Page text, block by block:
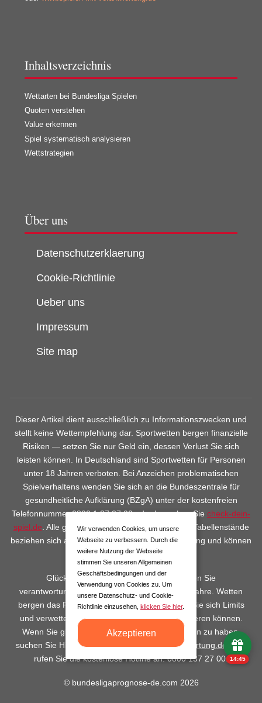
Inhaltsverzeichnis
Wettarten bei Bundesliga Spielen
Quoten verstehen
Value erkennen
Spiel systematisch analysieren
Wettstrategien
Über uns
Datenschutzerklaerung
Cookie-Richtlinie
Ueber uns
Impressum
Site map
Dieser Artikel dient ausschließlich zu Informationszwecken und
stellt keine Wettempfehlung dar. Sportwetten bergen finanzielle
Risiken — setzen Sie nur Geld ein, dessen Verlust Sie sich
leisten können. In Deutschland sind Sportwetten für Personen
unter 18 Jahren verboten. Bei Anzeichen problematischen
Spielverhaltens wenden Sie sich an die Bundeszentrale für
gesundheitliche Aufklärung (BZgA) unter der kostenfreien
Telefonnummer 0800 1 37 27 00 oder besuchen Sie check-dein-
spiel.de . Alle genannten Quoten, Statistiken und Tabellenstände
beziehen sich auf den Zeitpunkt der Veröffentlichung und können
sich jederzeit ändern.
Glücksspiel kann süchtig machen. Spielen Sie
verantwortungsvoll. Nur für Personen über 18 Jahre. Wetten
bergen das Risiko finanzieller Verluste. Setzen Sie sich Limits
und verwetten Sie kein Geld, das Sie nicht verlieren können.
Wenn Sie glauben, ein Problem mit dem Spielen zu haben,
suchen Sie Hilfe unterwww.spielen-mit-verantwortung.de
oder
rufen Sie die kostenlose Hotline an: 0800 137 27 00.
© bundesligaprognose-de.com 2026
Wir verwenden Cookies, um unsere
Webseite zu verbessern. Durch die
weitere Nutzung der Webseite
stimmen Sie unseren Allgemeinen
Geschäftsbedingungen und der
Verwendung von Cookies zu. Um
unsere Datenschutz- und Cookie-
Richtlinie einzusehen, klicken Sie hier.
Akzeptieren
14:45